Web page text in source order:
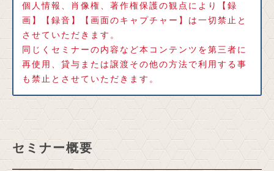
個人情報、肖像権、著作権保護の観点により【録
画】【録音】【画面のキャプチャー】は一切禁止と
させていただきます。
同じくセミナーの内容など本コンテンツを第三者に
再使用、貸与または譲渡その他の方法で利用する事
も禁止とさせていただきます。
セミナー概要